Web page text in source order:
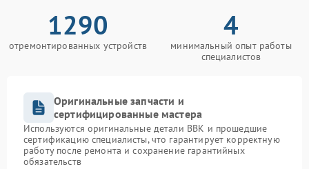
1290
отремонтированных устройств
4
минимальный опыт работы
специалистов
Оригинальные запчасти и
сертифицированные мастера
Используются оригинальные детали BBK и прошедшие
сертификацию специалисты, что гарантирует корректную
работу после ремонта и сохранение гарантийных
обязательств